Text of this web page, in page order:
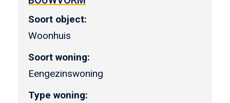
Soort object:
Woonhuis
Soort woning:
Eengezinswoning
Type woning: